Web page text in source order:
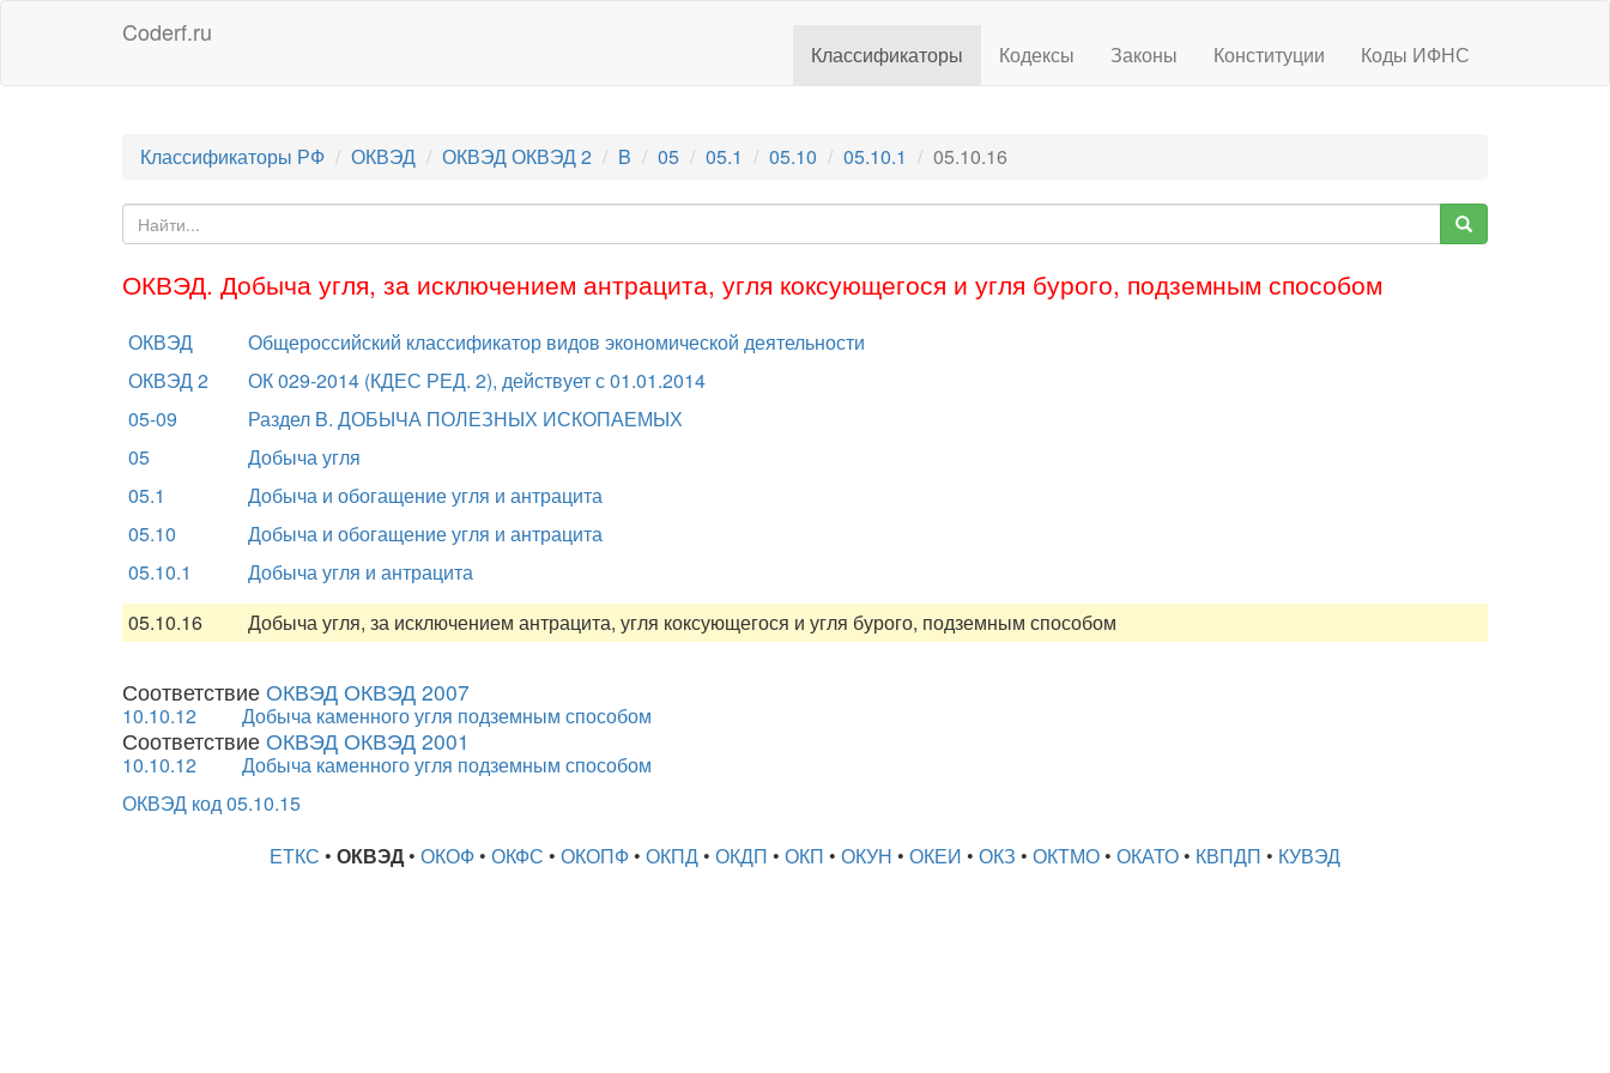
Coderf.ru
Классификаторы Кодексы Законы Конституции Коды ИФНС
Классификаторы РФ ОКВЭД ОКВЭД ОКВЭД 2 B 05 05.1 05.10 05.10.1 05.10.16
ОКВЭД. Добыча угля, за исключением антрацита, угля коксующегося и угля бурого, подземным способом
ОКВЭД
Общероссийский классификатор видов экономической деятельности
ОКВЭД 2
ОК 029-2014 (КДЕС РЕД. 2), действует с 01.01.2014
05-09
Раздел B. ДОБЫЧА ПОЛЕЗНЫХ ИСКОПАЕМЫХ
05
Добыча угля
05.1
Добыча и обогащение угля и антрацита
05.10
Добыча и обогащение угля и антрацита
05.10.1
Добыча угля и антрацита
05.10.16
Добыча угля, за исключением антрацита, угля коксующегося и угля бурого, подземным способом
Соответствие ОКВЭД ОКВЭД 2007
10.10.12 Добыча каменного угля подземным способом
Соответствие ОКВЭД ОКВЭД 2001
10.10.12
Добыча каменного угля подземным способом
ОКВЭД код 05.10.15
ЕТКС • ОКВЭД • ОКОФ • ОКФС • ОКОПФ • ОКПД • ОКДП • ОКП • ОКУН • ОКЕИ • ОКЗ • ОКТМО • ОКАТО • КВПДП • КУВЭД